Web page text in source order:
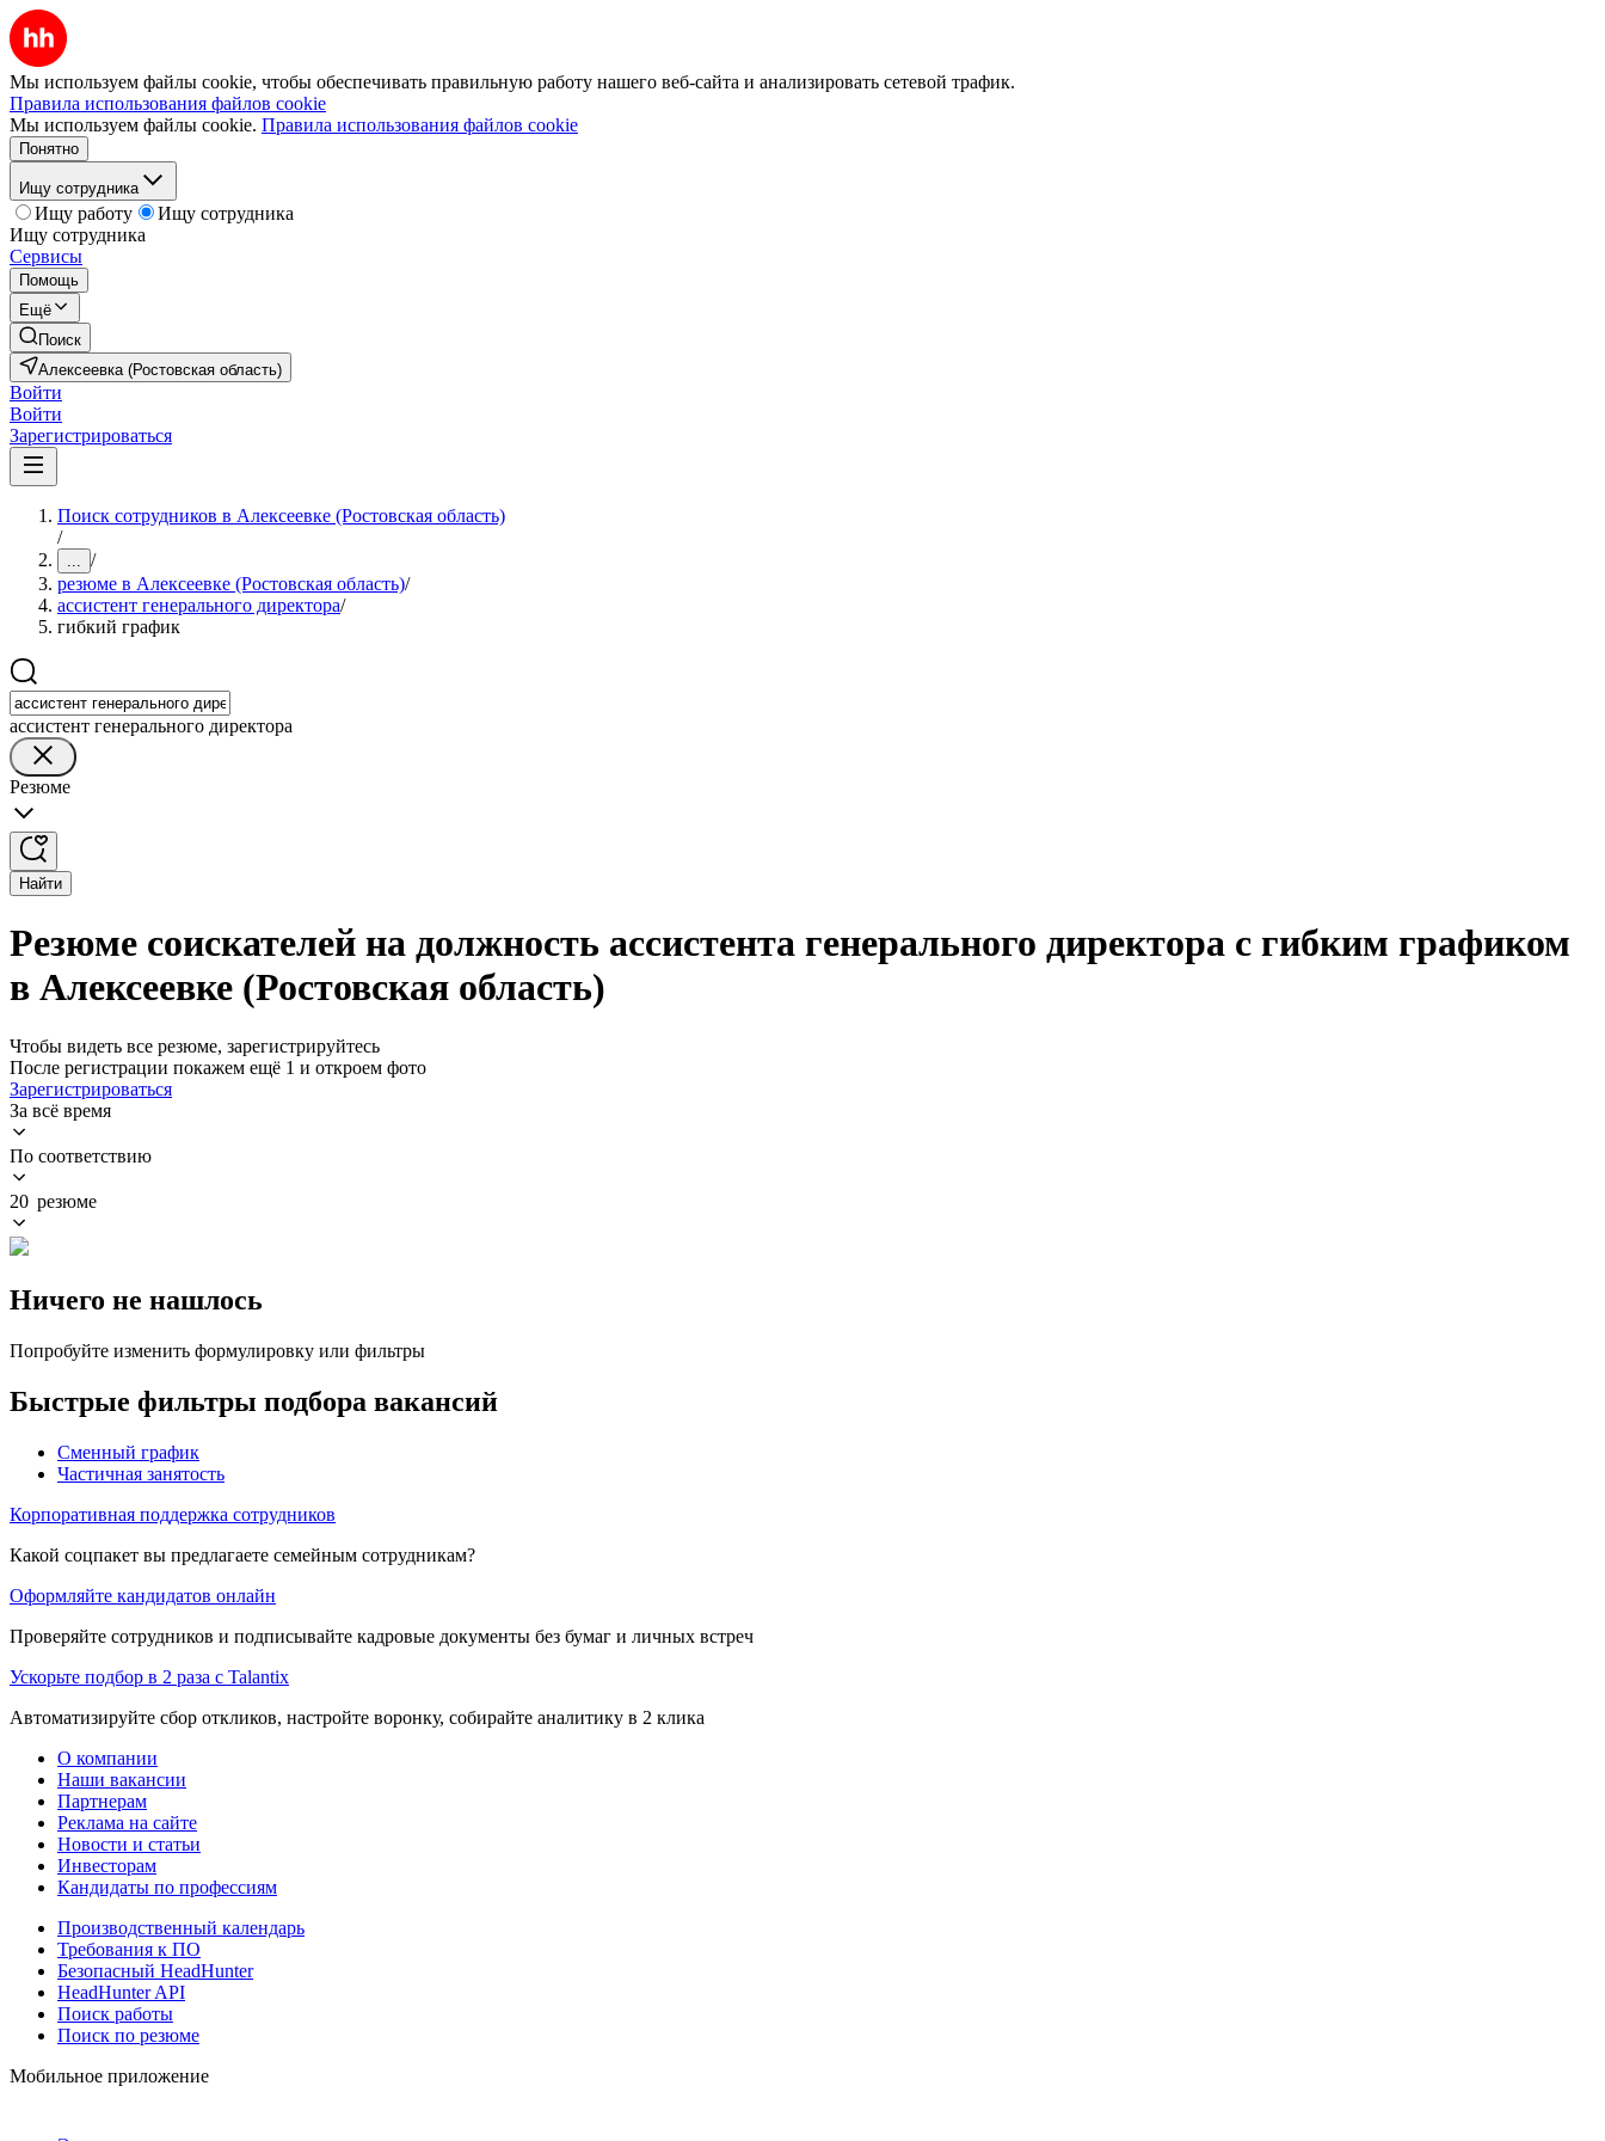
Мы используем файлы cookie, чтобы обеспечивать правильную работу нашего веб-сайта и анализировать сетевой трафик.
Правила использования файлов cookie
Мы используем файлы cookie. Правила использования файлов cookie
Понятно
Ищу сотрудника
Ищу работу
Ищу сотрудника
Ищу сотрудника
Сервисы
Помощь
Ещё
Поиск
Алексеевка (Ростовская область)
Войти
Войти
Зарегистрироваться
Поиск сотрудников в Алексеевке (Ростовская область)
/
... /
резюме в Алексеевке (Ростовская область)/
ассистент генерального директора/
гибкий график
ассистент генерального директора
Резюме
Найти
Резюме соискателей на должность ассистента генерального директора с гибким графиком
в Алексеевке (Ростовская область)
Чтобы видеть все резюме, зарегистрируйтесь
После регистрации покажем ещё 1 и откроем фото
Зарегистрироваться
За всё время
По соответствию
20 резюме
Ничего не нашлось
Попробуйте изменить формулировку или фильтры
Быстрые фильтры подбора вакансий
Сменный график
Частичная занятость
Корпоративная поддержка сотрудников
Какой соцпакет вы предлагаете семейным сотрудникам?
Оформляйте кандидатов онлайн
Проверяйте сотрудников и подписывайте кадровые документы без бумаг и личных встреч
Ускорьте подбор в 2 раза с Talantix
Автоматизируйте сбор откликов, настройте воронку, собирайте аналитику в 2 клика
О компании
Наши вакансии
Партнерам
Реклама на сайте
Новости и статьи
Инвесторам
Кандидаты по профессиям
Производственный календарь
Требования к ПО
Безопасный HeadHunter
HeadHunter API
Поиск работы
Поиск по резюме
Мобильное приложение